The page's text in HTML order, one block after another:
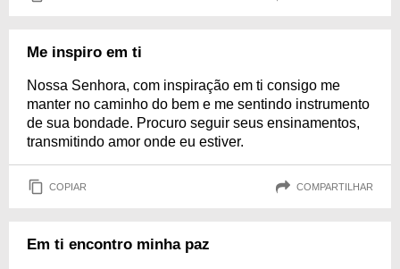
Me inspiro em ti
Nossa Senhora, com inspiração em ti consigo me
manter no caminho do bem e me sentindo instrumento
de sua bondade. Procuro seguir seus ensinamentos,
transmitindo amor onde eu estiver.
COPIAR COMPARTILHAR
Em ti encontro minha paz